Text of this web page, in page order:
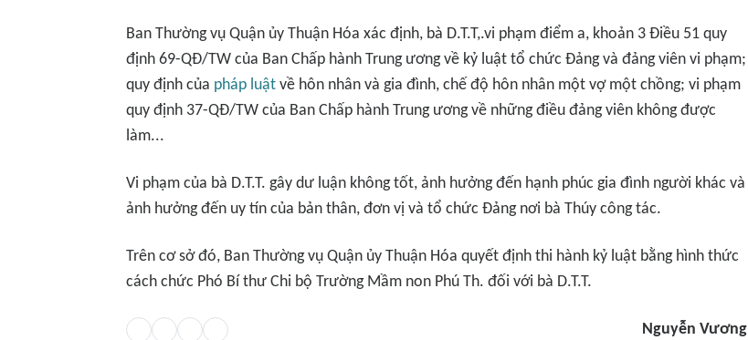
Ban Thường vụ Quận ủy Thuận Hóa xác định, bà D.T.T,.vi phạm điểm a, khoản 3 Điều 51 quy
định 69-QĐ/TW của Ban Chấp hành Trung ương về kỷ luật tổ chức Đảng và đảng viên vi phạm;
quy định của pháp luật về hôn nhân và gia đình, chế độ hôn nhân một vợ một chồng; vi phạm
quy định 37-QĐ/TW của Ban Chấp hành Trung ương về những điều đảng viên không được
làm...
Vi phạm của bà D.T.T. gây dư luận không tốt, ảnh hưởng đến hạnh phúc gia đình người khác và
ảnh hưởng đến uy tín của bản thân, đơn vị và tổ chức Đảng nơi bà Thúy công tác.
Trên cơ sở đó, Ban Thường vụ Quận ủy Thuận Hóa quyết định thi hành kỷ luật bằng hình thức
cách chức Phó Bí thư Chi bộ Trường Mầm non Phú Th. đối với bà D.T.T.
Nguyễn Vương